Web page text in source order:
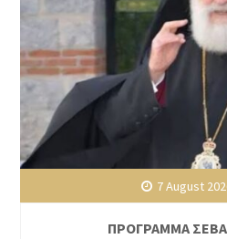
7 August
ΠΡΟΓΡΑΜΜΑ